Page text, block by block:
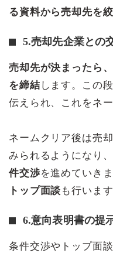
る資料から売却先を
5.売却先企業との
売却先が決まったら
を締結 します。この
伝えられ、これをネ
ネームクリア後は売
みられるようになり
件交渉を進めていきま
トップ面談 も行います
6.意向表明書の提
条件交渉やトップ面